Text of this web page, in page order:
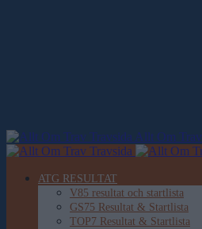
Allt Om Trav
ATG RESULTAT
V85 resultat och startlista
GS75 Resultat & Startlista
TOP7 Resultat & Startlista